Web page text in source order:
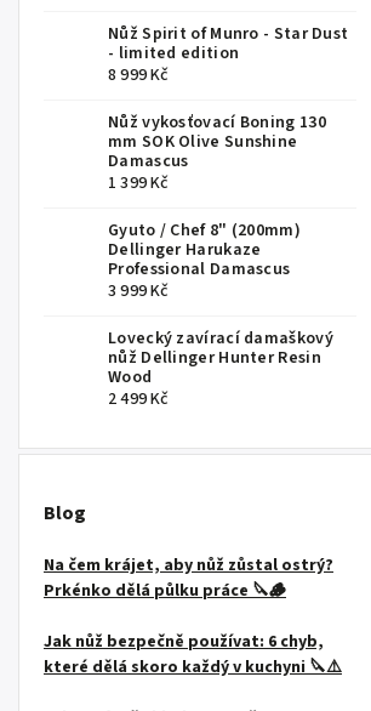
Nůž Spirit of Munro - Star Dust
- limited edition
8 999 Kč
Nůž vykosťovací Boning 130
mm SOK Olive Sunshine
Damascus
1 399 Kč
Gyuto / Chef 8" (200mm)
Dellinger Harukaze
Professional Damascus
3 999 Kč
Lovecký zavírací damaškový
nůž Dellinger Hunter Resin
Wood
2 499 Kč
Blog
Na čem krájet, aby nůž zůstal ostrý?
Prkénko dělá půlku práce 🔪🪵
Jak nůž bezpečně používat: 6 chyb,
které dělá skoro každý v kuchyni 🔪⚠️